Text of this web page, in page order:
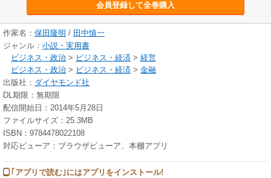
会員登録して全巻購入
作家名： 保田隆明 / 田中慎一
ジャンル： 小説・実用書
ビジネス・政治 > ビジネス・経済 > 経営
ビジネス・政治 > ビジネス・経済 > 金融
出版社： ダイヤモンド社
DL期限：無期限
配信開始日：2014年5月28日
ファイルサイズ：25.3MB
ISBN：9784478022108
対応ビューア：ブラウザビューア、本棚アプリ
｢アプリで読む｣にはアプリをインストール!